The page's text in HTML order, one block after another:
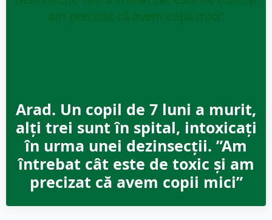
Arad. Un copil de 7 luni a murit,
alți trei sunt în spital, intoxicați
în urma unei dezinsecții. ”Am
întrebat cât este de toxic și am
precizat că avem copii mici”